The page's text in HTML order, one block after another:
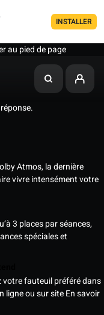
INSTALLER
au pied de page
Atmos, la dernière
vivre intensément votre
3 places par séances,
spéciales et
votre fauteuil préféré dans
ligne ou sur siteEn savoir